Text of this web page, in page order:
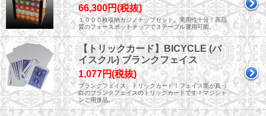
66,300円(税抜)
１０００枚収納カジノチップセット。実用性十分！高品
質のフォースポットチップで３テーブル運用可能。
【トリックカード】BICYCLE (バ
イスクル) ブランクフェイス
1,077円(税抜)
ブランクフェイス、トリックカード！フェイス面が真っ
白のブランクフェイスのトリックカードです！マジシャ
ンご用達品。